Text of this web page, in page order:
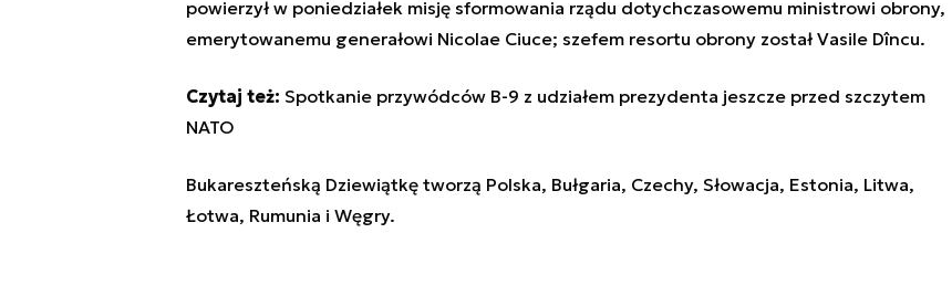
powierzył w poniedziałek misję sformowania rządu dotychczasowemu ministrowi obrony,
emerytowanemu generałowi Nicolae Ciuce; szefem resortu obrony został Vasile Dîncu.
Czytaj też: Spotkanie przywódców B-9 z udziałem prezydenta jeszcze przed szczytem
NATO
Bukareszteńską Dziewiątkę tworzą Polska, Bułgaria, Czechy, Słowacja, Estonia, Litwa,
Łotwa, Rumunia i Węgry.